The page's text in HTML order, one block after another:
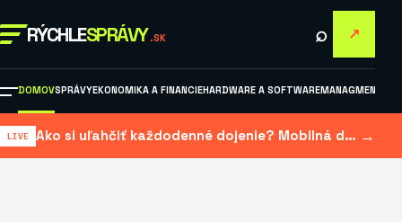
RÝCHLESPRÁVY .SK ⌕ ↗
DOMOVSPRÁVYEKONOMIKA A FINANCIEHARDWARE A SOFTWAREMANAGMENT A
Ako si uľahčiť každodenné dojenie? Mobilná dojačka šetrí čas aj námahu →